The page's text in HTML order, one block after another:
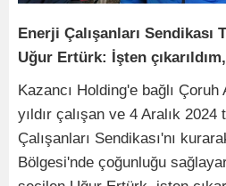
Enerji Çalışanları Sendikası
Uğur Ertürk: İşten
Kazancı Holding'e bağlı
yıldır çalışan ve 4 Aralık
Çalışanları Sendikası'nı
Bölgesi'nde çoğunluğu